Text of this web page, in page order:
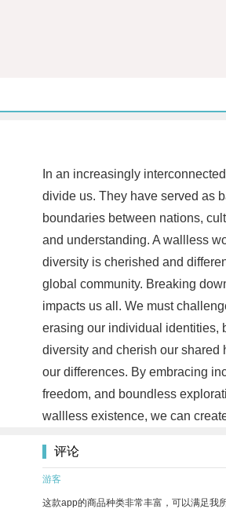
In an increasingly
divide us. They have served as
boundaries between nations,
and understanding. A wallless
diversity is cherished and
global community. Breaking
impacts us all. We must
erasing our individual identities,
diversity and cherish our shared
our differences. By embracing
freedom, and boundless
wallless existence, we can
评论
游客
这款app的商品种类非常丰富，可以满足我